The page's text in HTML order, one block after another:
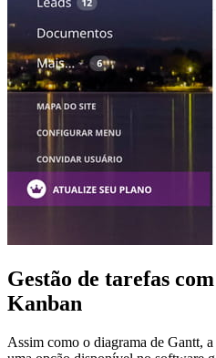
Gestão de tarefas
Kanban
Assim como o diagrama de Gantt, a